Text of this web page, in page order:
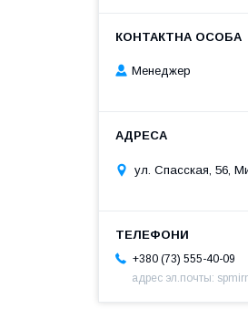
Менеджер
ул. Спасская, 56,
+380 (73) 555-40-09
адрес эл.почты: